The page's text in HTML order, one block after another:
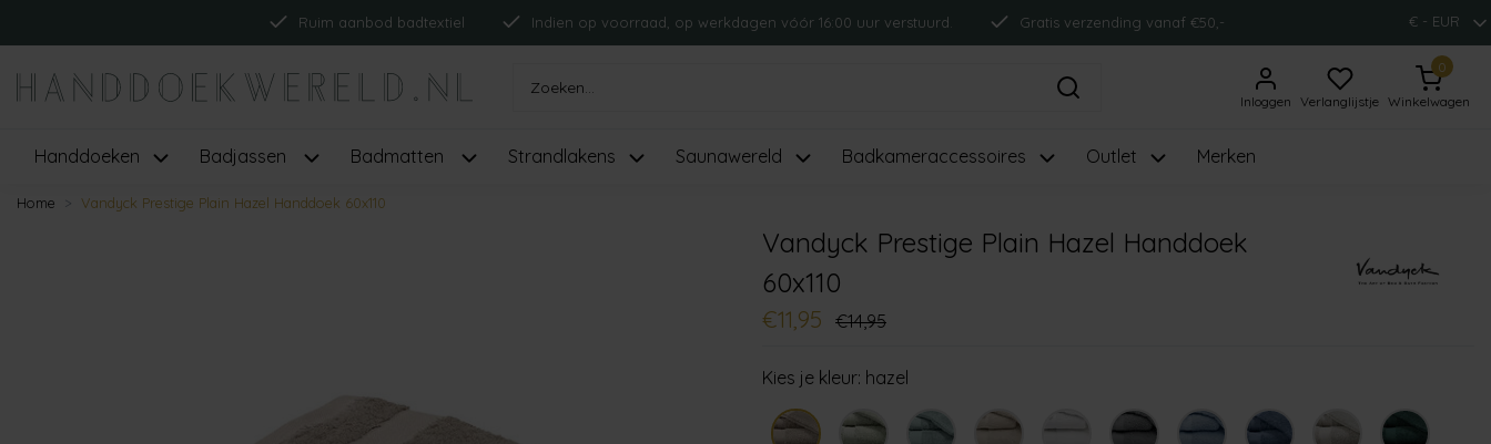
Ruim aanbod badtextiel Indien op voorraad, op werkdagen vóór 16:00 uur verstuurd. Gratis verzending vanaf €50,- € - EUR
Inloggen Verlanglijstje
0
Winkelwagen
Handdoeken Badjassen Badmatten Strandlakens Saunawereld Badkameraccessoires Outlet Merken
Home Vandyck Prestige Plain Hazel Handdoek 60x110
Vandyck Prestige Plain Hazel Handdoek
60x110
€11,95 €14,95
Kies je kleur: hazel